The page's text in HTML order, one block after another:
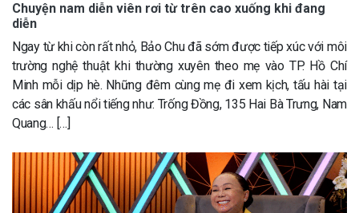
Chuyện nam diễn viên rơi từ trên cao xuống khi đang
diễn
Ngay từ khi còn rất nhỏ, Bảo Chu đã sớm được tiếp xúc với môi
trường nghệ thuật khi thường xuyên theo mẹ vào TP. Hồ Chí
Minh mỗi dịp hè. Những đêm cùng mẹ đi xem kịch, tấu hài tại
các sân khấu nổi tiếng như: Trống Đồng, 135 Hai Bà Trưng, Nam
Quang… […]